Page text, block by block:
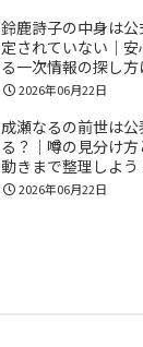
鈴鹿詩子の中身は
定されていない｜
る一次情報の探し方
2026年06月22日
成瀬なるの前世は
る？｜噂の見分け
動きまで整理しよう
2026年06月22日